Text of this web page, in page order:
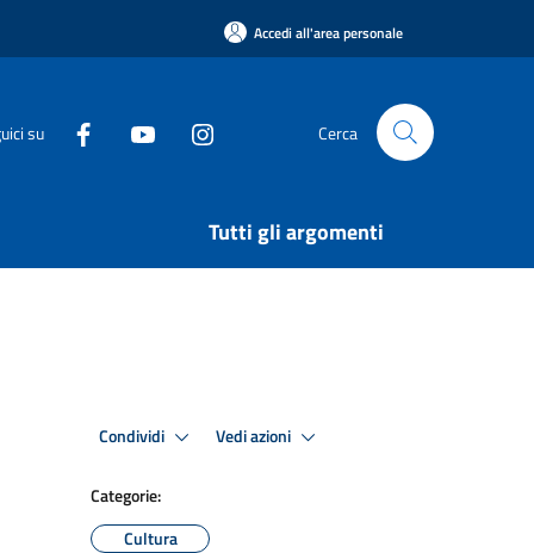
Accedi all'area personale
su Cerca
Tutti gli argomenti
Condividi Vedi azioni
Categorie:
Cultura